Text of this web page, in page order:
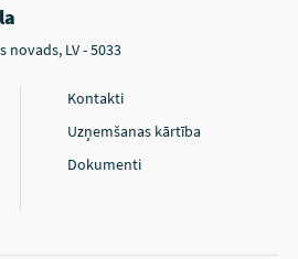
novads, LV - 5033
Kontakti
Uzņemšanas kārtība
Dokumenti